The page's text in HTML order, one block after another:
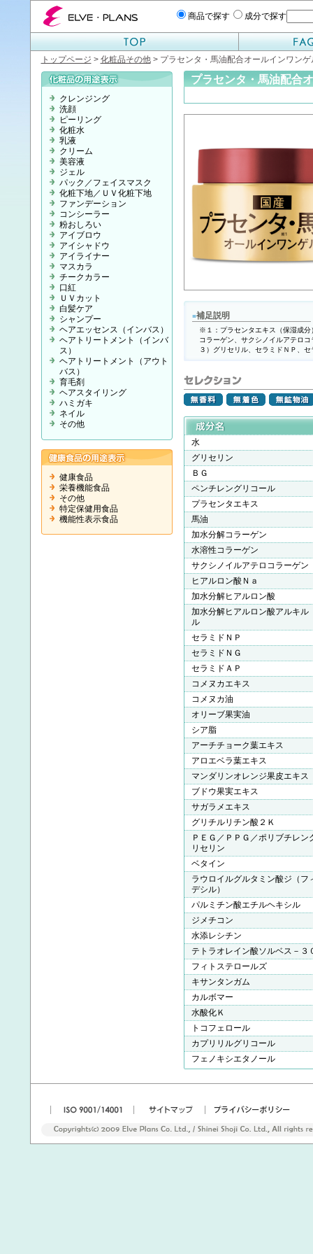
エルベプランズ ELVE-PLANS
商品で探す 成分で探す
トップページ > 化粧品その他> プラセンタ・馬油配合オールインワンゲ
プラセンタ・馬油配合
■補足説明
※１：プラセンタエキス（保湿成
コラーゲン、サクシノイルアテロ
３）グリセリル、セラミドＮＰ、
水
グリセリン
ＢＧ
ペンチレングリコール
プラセンタエキス
馬油
加水分解コラーゲン
水溶性コラーゲン
サクシノイルアテロコラーゲン
ヒアルロン酸Ｎａ
加水分解ヒアルロン酸
加水分解ヒアルロン酸アルキル
ル
セラミドＮＰ
セラミドＮＧ
セラミドＡＰ
コメヌカエキス
コメヌカ油
オリーブ果実油
シア脂
アーチチョーク葉エキス
アロエベラ葉エキス
マンダリンオレンジ果皮エキス
ブドウ果実エキス
サガラメエキス
グリチルリチン酸２Ｋ
ＰＥＧ／ＰＰＧ／ポリブチレ
リセリン
ベタイン
ラウロイルグルタミン酸ジ（フ
デシル）
パルミチン酸エチルヘキシル
ジメチコン
水添レシチン
テトラオレイン酸ソルベス－３
フィトステロールズ
キサンタンガム
カルボマー
水酸化Ｋ
トコフェロール
カプリリルグリコール
フェノキシエタノール
クレンジング
洗顔
ピーリング
化粧水
乳液
クリーム
美容液
ジェル
パック／フェイスマスク
化粧下地／ＵＶ化粧下地
ファンデーション
コンシーラー
粉おしろい
アイブロウ
アイシャドウ
アイライナー
マスカラ
チークカラー
口紅
ＵＶカット
白髪ケア
シャンプー
ヘアエッセンス（インバス）
ヘアトリートメント（インバ
ス）
ヘアトリートメント（アウト
バス）
育毛剤
ヘアスタイリング
ハミガキ
ネイル
その他
健康食品
栄養機能食品
その他
特定保健用食品
機能性表示食品
|